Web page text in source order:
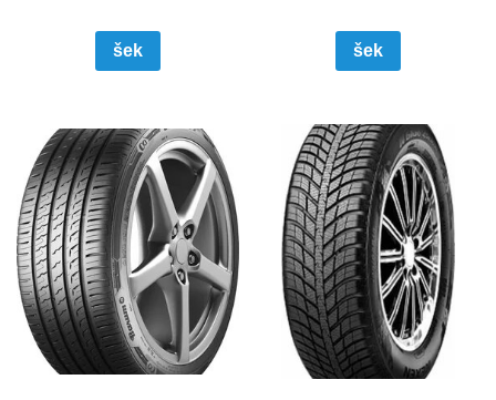
šek šek